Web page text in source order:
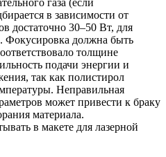
в зависимости от
достаточно 30–50 Вт, для
Фокусировка должна быть
толщине
подачи энергии и
так как полистирол
Неправильная
может привести к браку
материала.
в макете для лазерной